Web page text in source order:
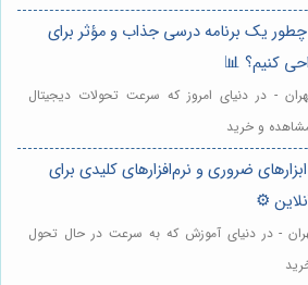
چطور یک برنامه درسی جذاب و مؤثر برای
کنیم؟ 📊
- در دنیای امروز که سرعت تحولات دیجیتال
و خرید
ضروری و نرم‌افزارهای کلیدی برای
⚙️
- در دنیای آموزش که به سرعت در حال تحول